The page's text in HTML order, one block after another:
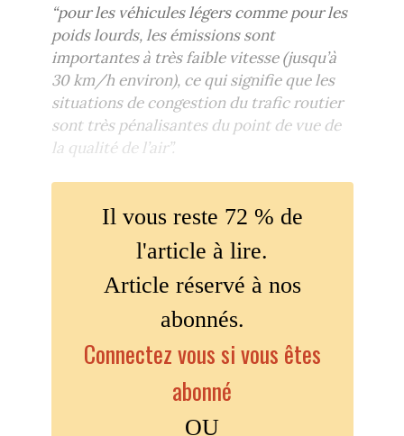
“pour les véhicules légers comme pour les
poids lourds, les émissions sont
importantes à très faible vitesse (jusqu’à
30 km/h environ), ce qui signifie que les
situations de congestion du trafic routier
sont très pénalisantes du point de vue de
la qualité de l’air”.
Il vous reste 72 % de
l'article à lire.
Article réservé à nos
abonnés.
Connectez vous si vous êtes
abonné
OU